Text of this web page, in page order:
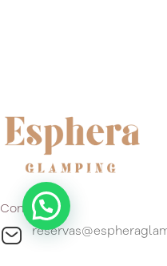
Contato